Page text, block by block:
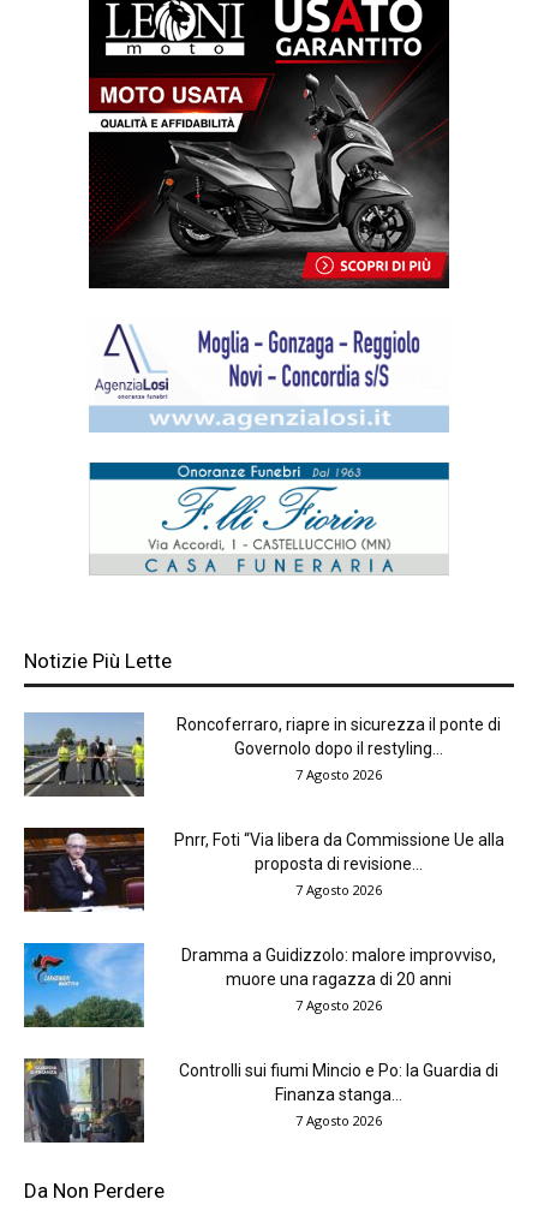
Notizie Più Lette
Roncoferraro, riapre in sicurezza il ponte di
Governolo dopo il restyling...
7 Agosto 2026
Pnrr, Foti “Via libera da Commissione Ue alla
proposta di revisione...
7 Agosto 2026
Dramma a Guidizzolo: malore improvviso,
muore una ragazza di 20 anni
7 Agosto 2026
Controlli sui fiumi Mincio e Po: la Guardia di
Finanza stanga...
7 Agosto 2026
Da Non Perdere